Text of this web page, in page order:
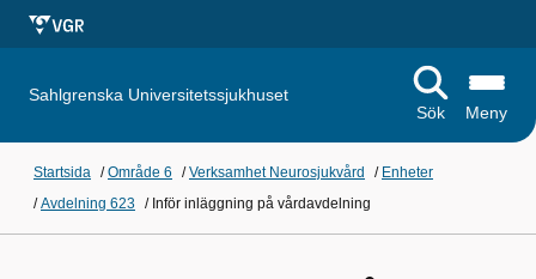
Sahlgrenska Universitetssjukhuset
Sök
Meny
Startsida /Område 6 /Verksamhet Neurosjukvård / Enheter
/Avdelning 623 / Inför inläggning på vårdavdelning